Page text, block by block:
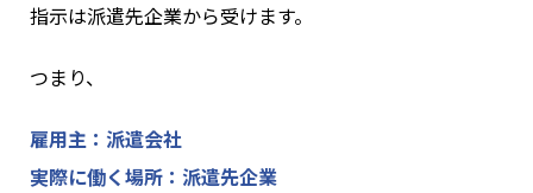
指示は派遣先企業から受けます。
つまり、
雇用主：派遣会社
実際に働く場所：派遣先企業